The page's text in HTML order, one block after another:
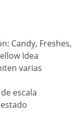
Candy, Freshes,
Idea
varias
escala